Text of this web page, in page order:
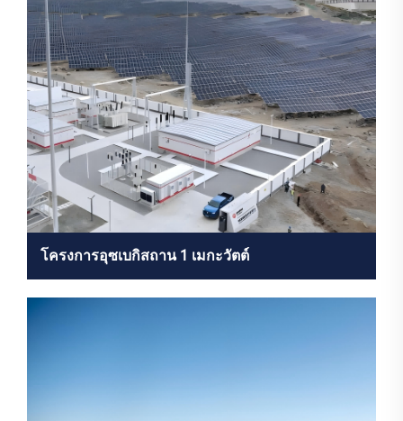
โครงการอุซเบกิสถาน 1 เมกะวัตต์